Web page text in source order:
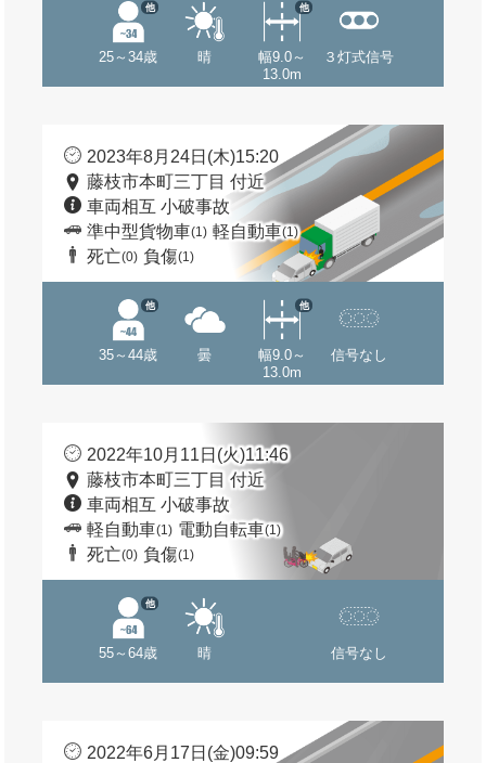
25～34歳
他
晴
幅9.0～
13.0m
他
３灯式信号
2023年8月24日(木)15:20
藤枝市本町三丁目 付近
車両相互 小破事故
準中型貨物車(1) 軽自動車(1)
死亡(0) 負傷(1)
35～44歳
他
曇
幅9.0～
13.0m
他
信号なし
2022年10月11日(火)11:46
藤枝市本町三丁目 付近
車両相互 小破事故
軽自動車(1) 電動自転車(1)
死亡(0) 負傷(1)
55～64歳
他
晴 信号なし
2022年6月17日(金)09:59